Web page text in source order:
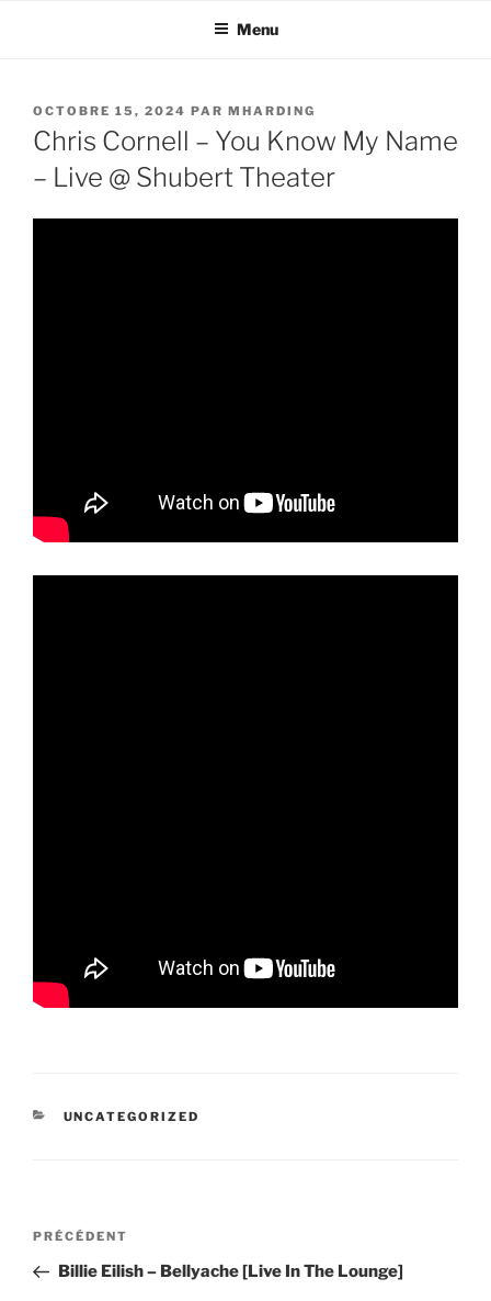
Menu
PUBLIÉ
LE
OCTOBRE 15, 2024 PAR MHARDING
Chris Cornell – You Know My Name
– Live @ Shubert Theater
CATÉGORIES
UNCATEGORIZED
Navigation
l’article
Article
précédent
PRÉCÉDENT
Billie Eilish – Bellyache [Live In The Lounge]